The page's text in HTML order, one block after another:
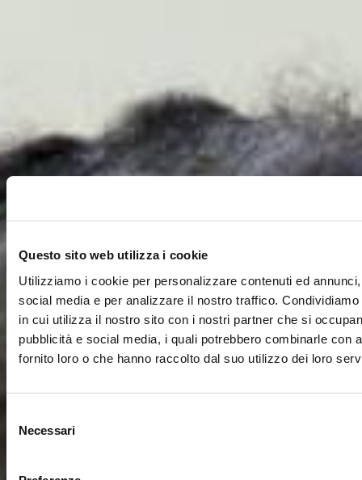
Questo sito web utilizza i cookie
Utilizziamo i cookie per personalizzare contenuti ed
social media e per analizzare il nostro traffico.
in cui utilizza il nostro sito con i nostri partner che si
pubblicità e social media, i quali potrebbero combinarle con
fornito loro o che hanno raccolto dal suo utilizzo dei loro
delNecessari